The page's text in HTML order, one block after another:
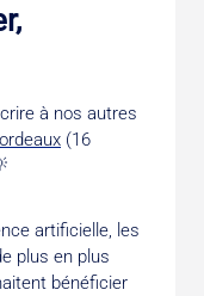
à nos autres
(16
artificielle, les
plus en plus
bénéficier